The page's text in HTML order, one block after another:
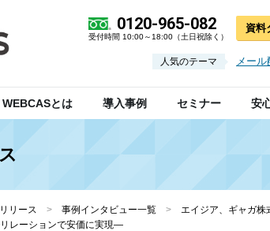
WEBCASとは 導入事例 セミナー 安
0120-965-082
受付時間 10:00～18:00（土日祝除く）
資料
人気のテーマ メール
リース > 事例インタビュー一覧 >
エイジア、ギャガ
レーションで安価に実現―